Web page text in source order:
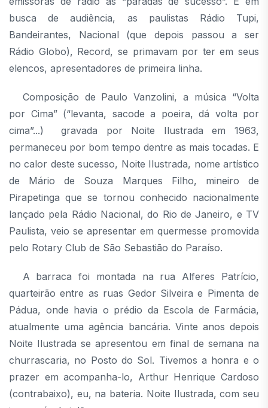
busca de audiência, as paulistas Rádio Tupi,
Bandeirantes, Nacional (que depois passou a ser
Rádio Globo), Record, se primavam por ter em seus
elencos, apresentadores de primeira linha.
Composição de Paulo Vanzolini, a música “Volta
por Cima” (“levanta, sacode a poeira, dá volta por
cima”...) gravada por Noite Ilustrada em 1963,
permaneceu por bom tempo dentre as mais tocadas. E
no calor deste sucesso, Noite Ilustrada, nome artístico
de Mário de Souza Marques Filho, mineiro de
Pirapetinga que se tornou conhecido nacionalmente
lançado pela Rádio Nacional, do Rio de Janeiro, e TV
Paulista, veio se apresentar em quermesse promovida
pelo Rotary Club de São Sebastião do Paraíso.
A barraca foi montada na rua Alferes Patrício,
quarteirão entre as ruas Gedor Silveira e Pimenta de
Pádua, onde havia o prédio da Escola de Farmácia,
atualmente uma agência bancária. Vinte anos depois
Noite Ilustrada se apresentou em final de semana na
churrascaria, no Posto do Sol. Tivemos a honra e o
prazer em acompanha-lo, Arthur Henrique Cardoso
(contrabaixo), eu, na bateria. Noite Ilustrada, com seu